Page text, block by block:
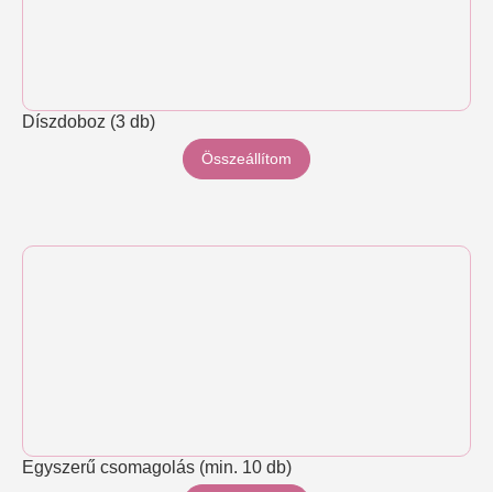
Díszdoboz (3 db)
Összeállítom
Egyszerű csomagolás (min. 10 db)